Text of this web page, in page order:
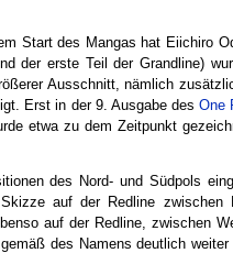
Start des Mangas hat Eiichiro
der erste Teil der Grandline)
Ausschnitt, nämlich
Erst in der 9. Ausgabe desOne
etwa zu dem Zeitpunkt
des Nord- und Südpols
auf der Redline
auf der Redline, zwischen
des Namens deutlich